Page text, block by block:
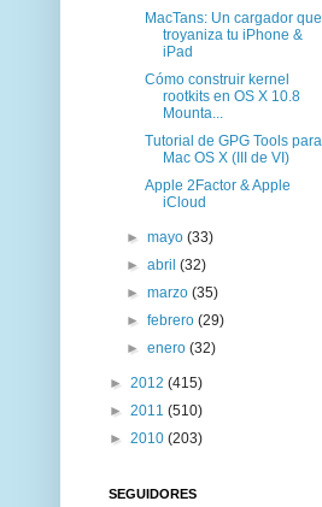
MacTans: Un cargador que
troyaniza tu iPhone &
iPad
Cómo construir kernel
rootkits en OS X 10.8
Mounta...
Tutorial de GPG Tools para
Mac OS X (III de VI)
Apple 2Factor & Apple
iCloud
►mayo(33)
►abril(32)
►marzo(35)
►febrero(29)
►enero(32)
► 2012 (415)
► 2011 (510)
► 2010 (203)
SEGUIDORES